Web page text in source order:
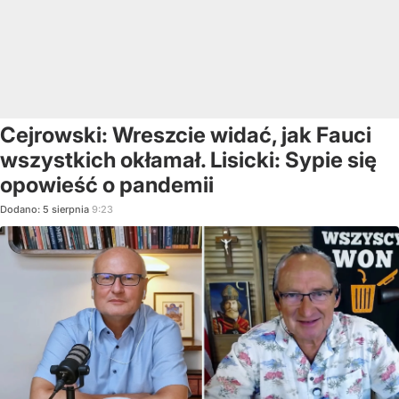
Cejrowski: Wreszcie widać, jak Fauci
wszystkich okłamał. Lisicki: Sypie się
opowieść o pandemii
Dodano: 5 sierpnia 9:23